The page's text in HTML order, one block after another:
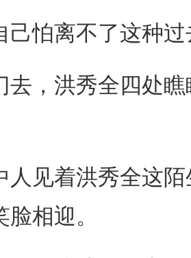
离不了这种过
洪秀全四处瞧
着洪秀全这陌
相迎。